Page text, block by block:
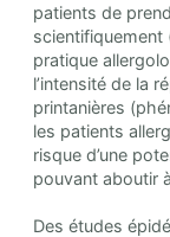
patients de
scientifiquement
pratique
l’intensité de la
printanières
les patients
risque d’une
pouvant aboutir
Des études